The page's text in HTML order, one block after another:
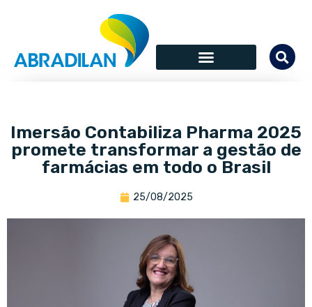
Imersão Contabiliza Pharma 2025
promete transformar a gestão de
farmácias em todo o Brasil
25/08/2025